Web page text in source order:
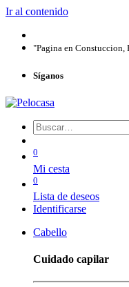
Ir al contenido
"Pagina en Constuccion,
Síganos
0
Mi cesta
0
Lista de deseos
Identificarse
Cabello
Cuidado capilar